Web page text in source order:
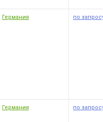
Германия по
Германия по